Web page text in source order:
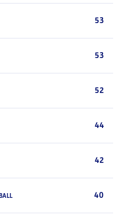
53
53
52
44
42
40